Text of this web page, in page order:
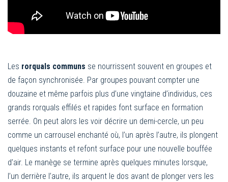
Les rorquals communs se nourrissent souvent en groupes et
de façon synchronisée. Par groupes pouvant compter une
douzaine et même parfois plus d’une vingtaine d’individus, ces
grands rorquals effilés et rapides font surface en formation
serrée. On peut alors les voir décrire un demi-cercle, un peu
comme un carrousel enchanté où, l’un après l’autre, ils plongent
quelques instants et refont surface pour une nouvelle bouffée
d’air. Le manège se termine après quelques minutes lorsque,
l’un derrière l’autre, ils arquent le dos avant de plonger vers les